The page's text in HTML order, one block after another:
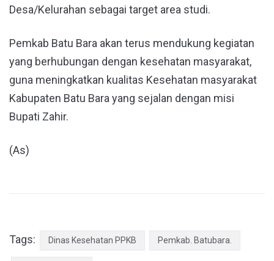
Desa/Kelurahan sebagai target area studi.
Pemkab Batu Bara akan terus mendukung kegiatan
yang berhubungan dengan kesehatan masyarakat,
guna meningkatkan kualitas Kesehatan masyarakat
Kabupaten Batu Bara yang sejalan dengan misi
Bupati Zahir.
(As)
Tags: Dinas Kesehatan PPKB Pemkab. Batubara.